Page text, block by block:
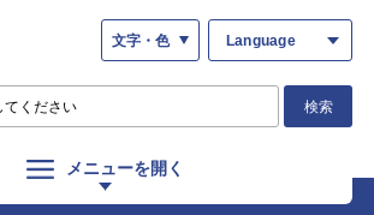
文字・色 Language
検索
メニューを開く